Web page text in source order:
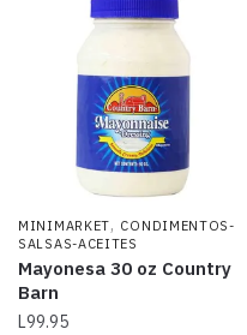
MINIMARKET, CONDIMENTOS-
SALSAS-ACEITES
Mayonesa 30 oz Country
Barn
L99.95